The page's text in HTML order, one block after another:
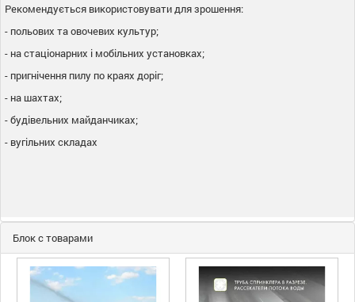
Рекомендується використовувати для зрошення:
- польових та овочевих культур;
- на стаціонарних і мобільних установках;
- пригнічення пилу по краях доріг;
- на шахтах;
- будівельних майданчиках;
- вугільних складах
Блок с товарами